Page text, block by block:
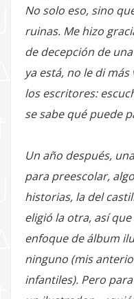
No solo eso, sino
ruinas. Me hizo
de decepción de
ya está, no le di
los escritores:
se sabe qué puede
Un año después,
para preescolar,
historias, la del
eligió la otra, así
enfoque de álbum
ninguno (mis
infantiles). Pero